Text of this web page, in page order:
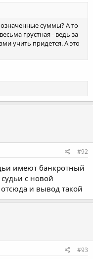
суммы? А то
грустная - ведь за
учить придется. А это
#92
имеют банкротный
с новой
отсюда и вывод такой
#93